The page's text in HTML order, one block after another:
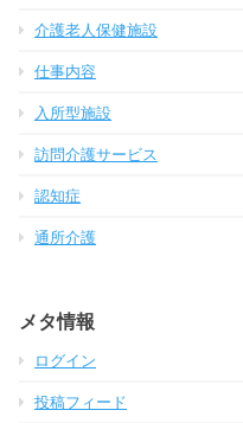
介護老人保健施設
仕事内容
入所型施設
訪問介護サービス
認知症
通所介護
メタ情報
ログイン
投稿フィード